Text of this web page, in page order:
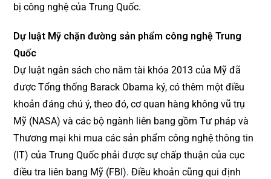
bị công nghệ của Trung Quốc.
Dự luật Mỹ chặn đường sản phẩm công nghệ Trung
Quốc
Dự luật ngân sách cho năm tài khóa 2013 của Mỹ đã
được Tổng thống Barack Obama ký, có thêm một điều
khoản đáng chú ý, theo đó, cơ quan hàng không vũ trụ
Mỹ (NASA) và các bộ ngành liên bang gồm Tư pháp và
Thương mại khi mua các sản phẩm công nghệ thông tin
(IT) của Trung Quốc phải được sự chấp thuận của cục
điều tra liên bang Mỹ (FBI). Điều khoản cũng qui định